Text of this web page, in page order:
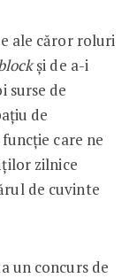
ale căror roluri
și de a-i
surse de
de
care ne
zilnice
de cuvinte
un concurs de